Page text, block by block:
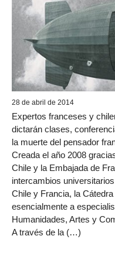
28 de abril de 2014
Expertos franceses y
dictarán clases,
la muerte del pensador
Creada el año 2008
Chile y la Embajada de
intercambios
Chile y Francia, la
esencialmente a
Humanidades, Artes y
A través de la (…)